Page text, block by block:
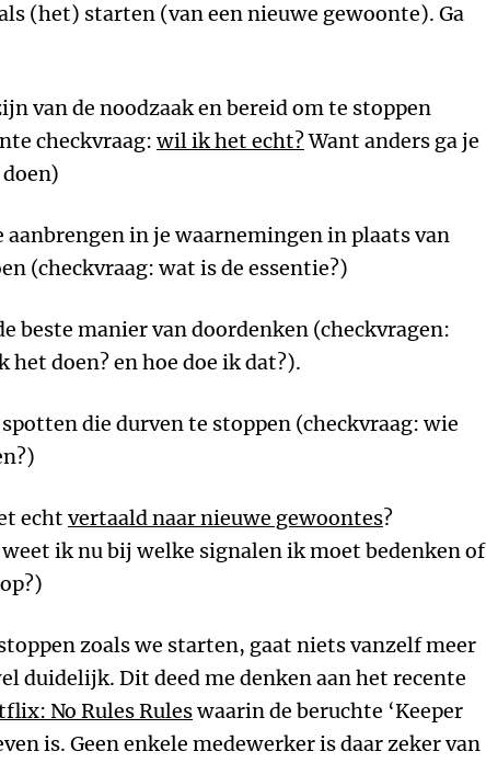
(het) starten (van een nieuwe gewoonte). Ga
de noodzaak en bereid om te stoppen
checkvraag: wil ik het echt?Want anders ga je
in je waarnemingen in plaats van
(checkvraag: wat is de essentie?)
manier van doordenken (checkvragen:
het doen? en hoe doe ik dat?).
die durven te stoppen (checkvraag: wie
echt vertaald naar nieuwe gewoontes?
ik nu bij welke signalen ik moet bedenken of
zoals we starten, gaat niets vanzelf meer
duidelijk. Dit deed me denken aan het recente
No Rules Ruleswaarin de beruchte ‘Keeper
is. Geen enkele medewerker is daar zeker van